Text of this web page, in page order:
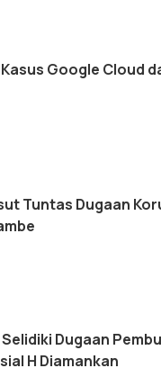
Google Cloud
Tuntas Dugaan
Dugaan
H Diamankan